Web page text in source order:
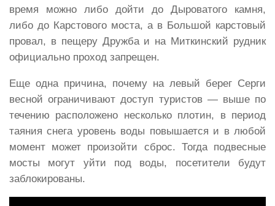
время можно либо дойти до Дыроватого камня,
либо до Карстового моста, а в Большой карстовый
провал, в пещеру Дружба и на Миткинский рудник
официально проход запрещен.
Еще одна причина, почему на левый берег Серги
весной ограничивают доступ туристов — выше по
течению расположено несколько плотин, в период
таяния снега уровень воды повышается и в любой
момент может произойти сброс. Тогда подвесные
мосты могут уйти под воды, посетители будут
заблокированы.